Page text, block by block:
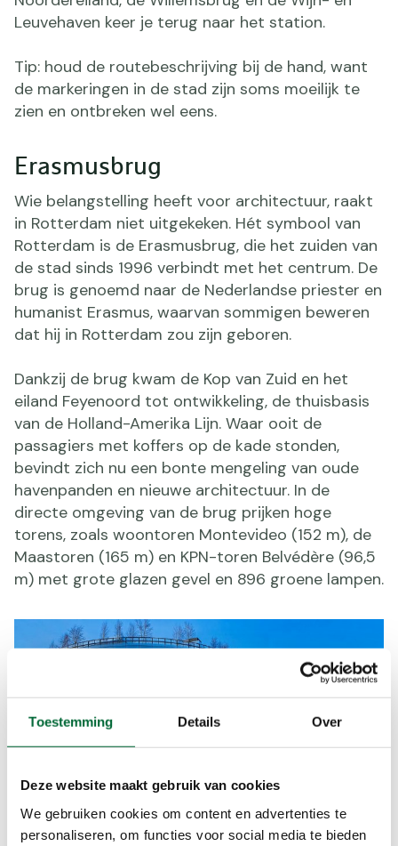
Toestemming Details Over
Deze website maakt gebruik van cookies
We gebruiken cookies om content en advertenties te
personaliseren, om functies voor social media te bieden
Leuvehaven keer je terug naar het station.
Tip: houd de routebeschrijving bij de hand, want
de markeringen in de stad zijn soms moeilijk te
zien en ontbreken wel eens.
Erasmusbrug
Wie belangstelling heeft voor architectuur, raakt
in Rotterdam niet uitgekeken. Hét symbool van
Rotterdam is de Erasmusbrug, die het zuiden van
de stad sinds 1996 verbindt met het centrum. De
brug is genoemd naar de Nederlandse priester en
humanist Erasmus, waarvan sommigen beweren
dat hij in Rotterdam zou zijn geboren.
Dankzij de brug kwam de Kop van Zuid en het
eiland Feyenoord tot ontwikkeling, de thuisbasis
van de Holland-Amerika Lijn. Waar ooit de
passagiers met koffers op de kade stonden,
bevindt zich nu een bonte mengeling van oude
havenpanden en nieuwe architectuur. In de
directe omgeving van de brug prijken hoge
torens, zoals woontoren Montevideo (152 m), de
Maastoren (165 m) en KPN-toren Belvédère (96,5
m) met grote glazen gevel en 896 groene lampen.